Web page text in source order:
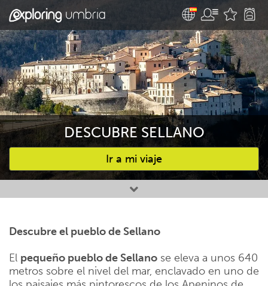
DESCUBRE SELLANO
Ir a mi viaje
Favourites
Descubre el pueblo de Sellano
El pequeño pueblo de Sellano se eleva a unos 640
metros sobre el nivel del mar, enclavado en uno de